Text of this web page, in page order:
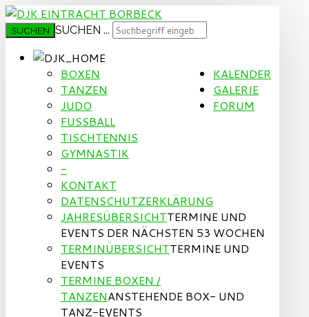
SUCHEN SUCHEN ...
BOXEN
TANZEN
JUDO
FUSSBALL
TISCHTENNIS
GYMNASTIK
-
KONTAKT
DATENSCHUTZERKLÄRUNG
KALENDER
JAHRESÜBERSICHTTERMINE UND
EVENTS DER NÄCHSTEN 53 WOCHEN
TERMINÜBERSICHTTERMINE UND
EVENTS
TERMINE BOXEN /
TANZENANSTEHENDE BOX- UND
TANZ-EVENTS
GALERIE
FORUM